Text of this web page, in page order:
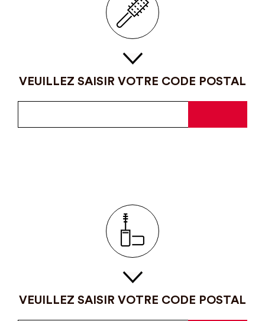
VEUILLEZ SAISIR VOTRE CODE POSTAL
VEUILLEZ SAISIR VOTRE CODE POSTAL